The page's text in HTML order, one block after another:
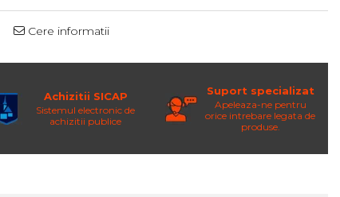
Cere informatii
Achizitii SICAP
Sistemul electronic de
achizitii publice
Suport specializat
Apeleaza-ne pentru
orice intrebare legata de
produse.